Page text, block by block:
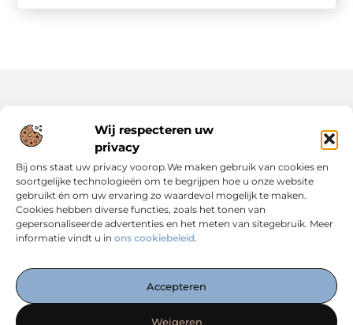
Wij respecteren uw
privacy
Bij ons staat uw privacy voorop.We maken gebruik van cookies en
soortgelijke technologieën om te begrijpen hoe u onze website
gebruikt én om uw ervaring zo waardevol mogelijk te maken.
Cookies hebben diverse functies, zoals het tonen van
gepersonaliseerde advertenties en het meten van sitegebruik. Meer
informatie vindt u in ons cookiebeleid.
Accepteren
Weigeren
inzichten die jouw online succes versterken. Alles
overzichtelijk op één plek. Start vandaag met ontdekken op
Onze informatie